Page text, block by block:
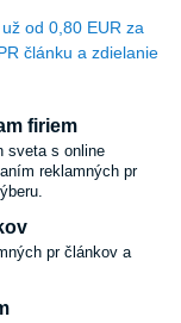
od 0,80 EUR za
článku a zdielanie
firiem
sveta s online
reklamných pr
pr článkov a